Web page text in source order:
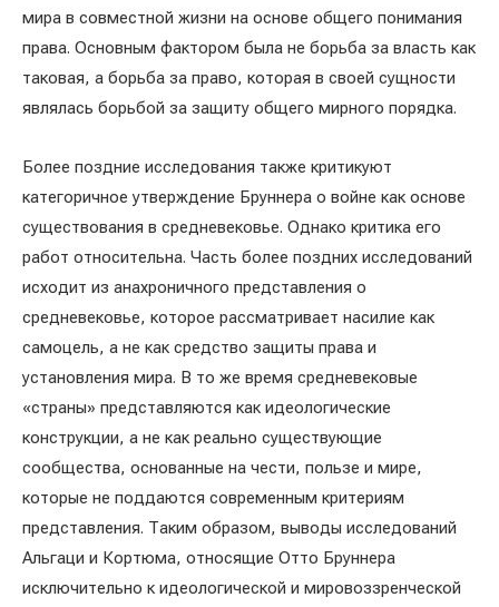
мира в совместной жизни на основе общего понимания
права. Основным фактором была не борьба за власть как
таковая, а борьба за право, которая в своей сущности
являлась борьбой за защиту общего мирного порядка.
Более поздние исследования также критикуют
категоричное утверждение Бруннера о войне как основе
существования в средневековье. Однако критика его
работ относительна. Часть более поздних исследований
исходит из анахроничного представления о
средневековье, которое рассматривает насилие как
самоцель, а не как средство защиты права и
установления мира. В то же время средневековые
«страны» представляются как идеологические
конструкции, а не как реально существующие
сообщества, основанные на чести, пользе и мире,
которые не поддаются современным критериям
представления. Таким образом, выводы исследований
Альгаци и Кортюма, относящие Отто Бруннера
исключительно к идеологической и мировоззренческой